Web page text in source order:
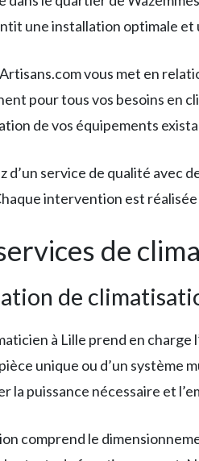
une installation optimale
vous met en
pour tous vos besoins en
de vos équipements
d’un service de qualité avec
intervention est
de
de
à Lille prend en charge
unique ou d’un système
la puissance nécessaire et
comprend le